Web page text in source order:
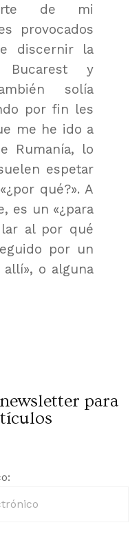
de mi
provocados
discernir la
Bucarest y
solía
por fin les
me he ido a
Rumanía, lo
espetar
qué?». A
es un «¿para
al por qué
por un
o alguna
para